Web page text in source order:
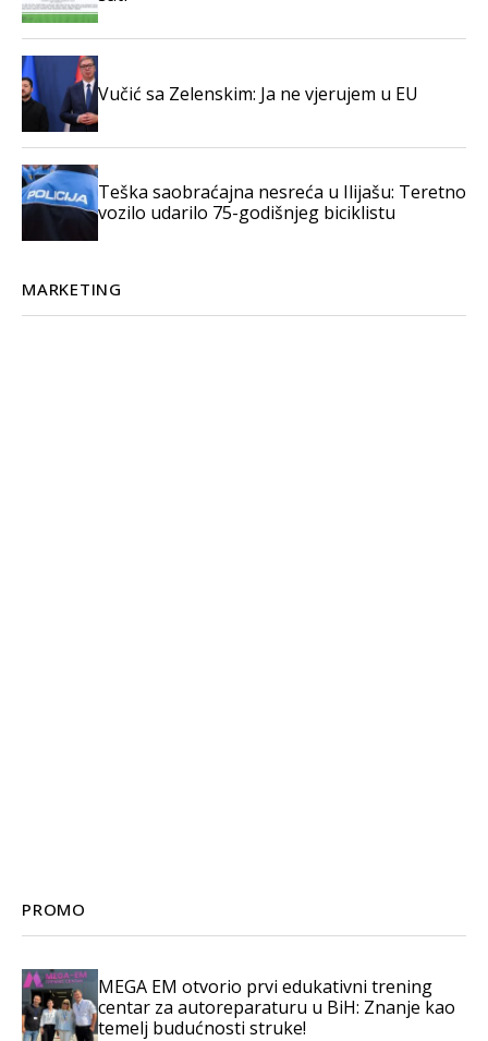
Vučić sa Zelenskim: Ja ne vjerujem u EU
Teška saobraćajna nesreća u Ilijašu: Teretno
vozilo udarilo 75-godišnjeg biciklistu
MARKETING
PROMO
MEGA EM otvorio prvi edukativni trening
centar za autoreparaturu u BiH: Znanje kao
temelj budućnosti struke!